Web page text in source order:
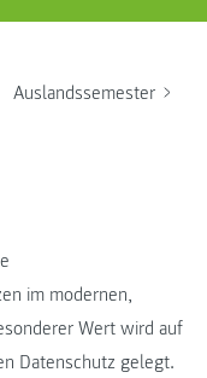
Auslandssemester
im modernen,
Wert wird auf
Datenschutz gelegt.